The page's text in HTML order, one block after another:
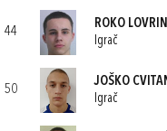
44
ROKO
Igrač
50
JOŠKO
Igrač